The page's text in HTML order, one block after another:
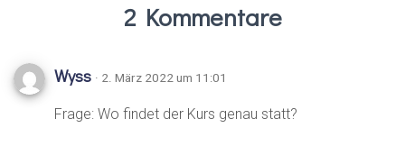
2 Kommentare
Wyss · 2. März 2022 um 11:01
Frage: Wo findet der Kurs genau statt?